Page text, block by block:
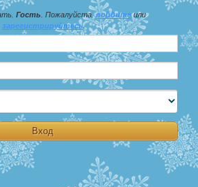
Гость . Пожалуйста,войдитеили
зарегистрируйтесь.